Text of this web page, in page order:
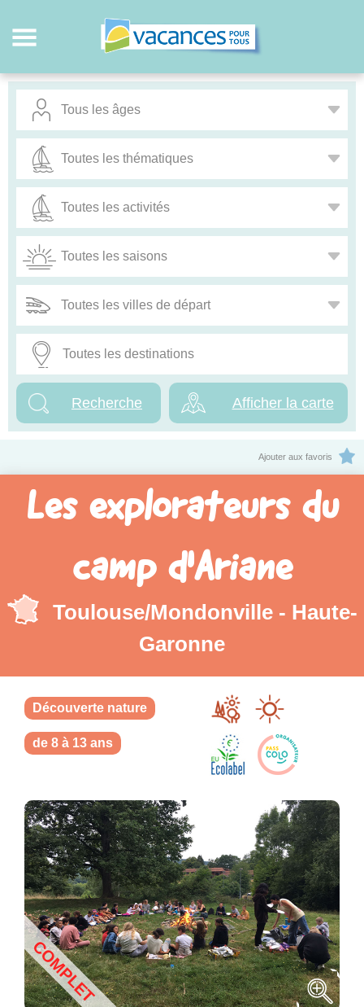
Afficher la carte
Ajouter aux favoris
Les explorateurs du
camp d'Ariane
Toulouse/Mondonville - Haute-
Garonne
Découverte nature
de 8 à 13 ans
COMPLET